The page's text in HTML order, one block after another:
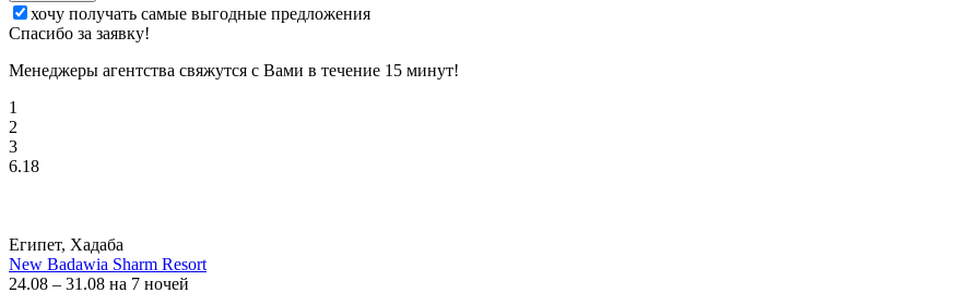
хочу получать самые выгодные предложения
Спасибо за заявку!
Менеджеры агентства свяжутся с Вами в течение 15 минут!
1
2
3
6.18
Египет, Хадаба
New Badawia Sharm Resort
24.08 – 31.08 на 7 ночей